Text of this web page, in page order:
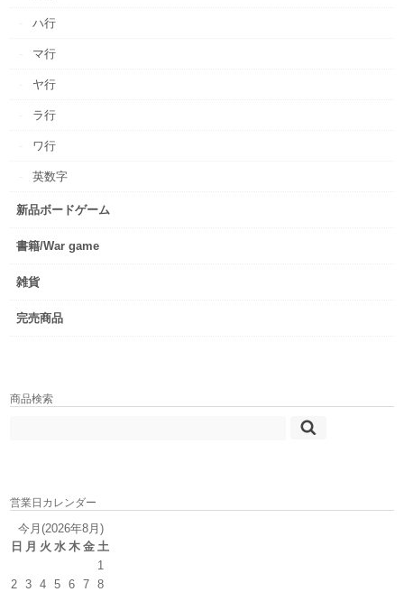
ハ行
マ行
ヤ行
ラ行
ワ行
英数字
新品ボードゲーム
書籍/War game
雑貨
完売商品
商品検索
営業日カレンダー
今月(2026年8月)
日 月 火 水 木 金 土
1
2
3 4 5 6 7
8